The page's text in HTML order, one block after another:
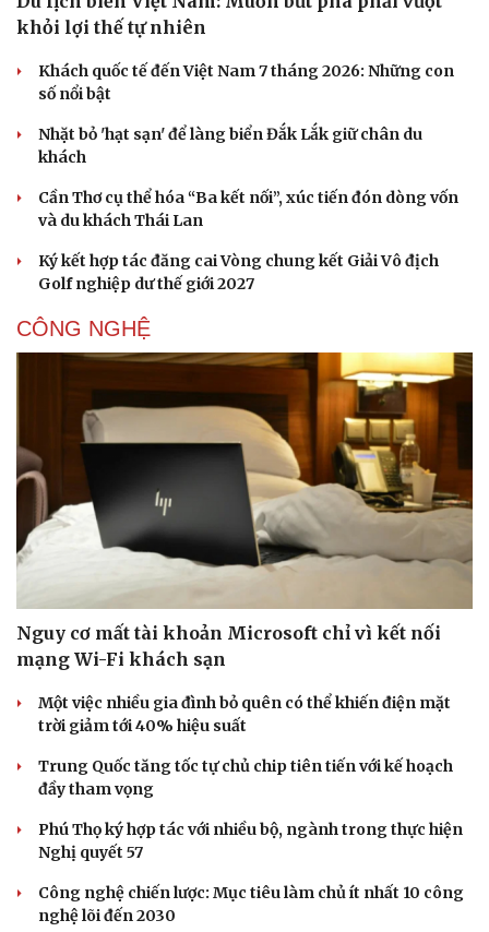
Sức khỏe
Sản phụ khoa
Nhi khoa
Nam khoa
Làm đẹp - giảm cân
Phòng mạch online
Ăn sạch sống khỏe
Đời sống
Nhà đẹp
Tình yêu - Gia đình
khỏi lợi thế tự nhiên
Khách quốc tế đến Việt Nam 7 tháng 2026: Những con
số nổi bật
Nhặt bỏ 'hạt sạn' để làng biển Đắk Lắk giữ chân du
khách
Cần Thơ cụ thể hóa “Ba kết nối”, xúc tiến đón dòng vốn
và du khách Thái Lan
Ký kết hợp tác đăng cai Vòng chung kết Giải Vô địch
Golf nghiệp dư thế giới 2027
CÔNG NGHỆ
Nguy cơ mất tài khoản Microsoft chỉ vì kết nối
mạng Wi-Fi khách sạn
Một việc nhiều gia đình bỏ quên có thể khiến điện mặt
trời giảm tới 40% hiệu suất
Trung Quốc tăng tốc tự chủ chip tiên tiến với kế hoạch
đầy tham vọng
Phú Thọ ký hợp tác với nhiều bộ, ngành trong thực hiện
Nghị quyết 57
Công nghệ chiến lược: Mục tiêu làm chủ ít nhất 10 công
nghệ lõi đến 2030